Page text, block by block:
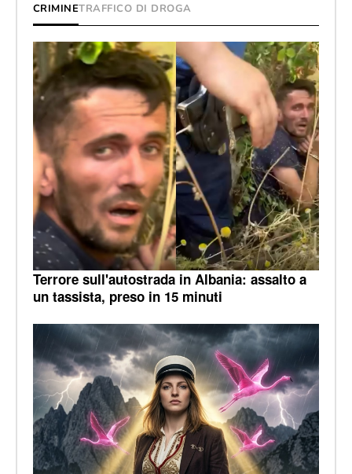
CRIMINETRAFFICO DI DROGA
Terrore sull'autostrada in Albania: assalto a
un tassista, preso in 15 minuti